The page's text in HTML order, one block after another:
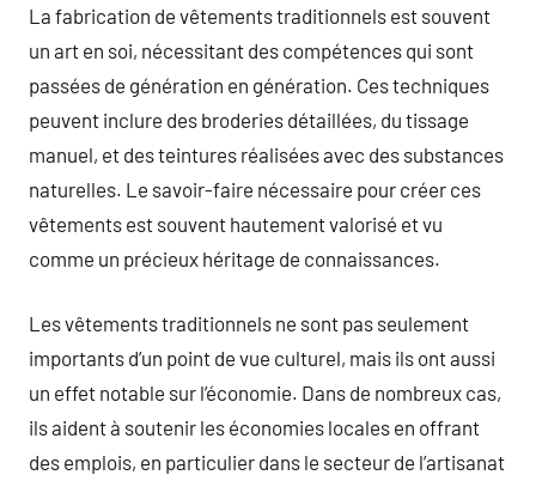
La fabrication de vêtements traditionnels est souvent
un art en soi, nécessitant des compétences qui sont
passées de génération en génération. Ces techniques
peuvent inclure des broderies détaillées, du tissage
manuel, et des teintures réalisées avec des substances
naturelles. Le savoir-faire nécessaire pour créer ces
vêtements est souvent hautement valorisé et vu
comme un précieux héritage de connaissances.
Les vêtements traditionnels ne sont pas seulement
importants d’un point de vue culturel, mais ils ont aussi
un effet notable sur l’économie. Dans de nombreux cas,
ils aident à soutenir les économies locales en offrant
des emplois, en particulier dans le secteur de l’artisanat